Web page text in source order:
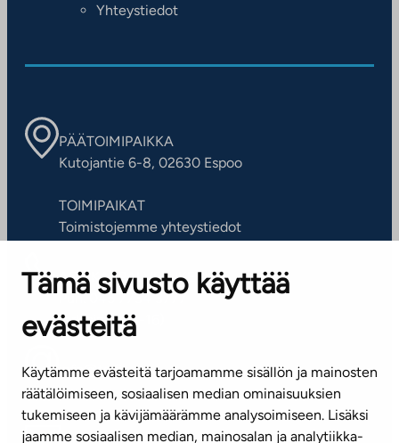
Tämä sivusto käyttää
evästeitä
Käytämme evästeitä tarjoamamme sisällön ja mainosten
räätälöimiseen, sosiaalisen median ominaisuuksien
tukemiseen ja kävijämäärämme analysoimiseen. Lisäksi
jaamme sosiaalisen median, mainosalan ja analytiikka-
Yhteystiedot
PÄÄTOIMIPAIKKA
Kutojantie 6-8, 02630 Espoo
TOIMIPAIKAT
Toimistojemme yhteystiedot
ASIAKASPALVELUKESKUS
Puh. 045 7734 3777
(arkisin klo 8-16)
info@ta.fi